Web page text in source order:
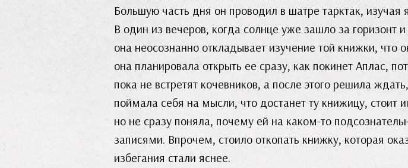
Большую часть дня он проводил в шатре тарктак,
В один из вечеров, когда солнце уже зашло за горизонт
она неосознанно откладывает изучение той книжки,
она планировала открыть ее сразу, как покинет Аплас,
пока не встретят кочевников, а после этого решила
поймала себя на мысли, что достанет ту книжицу, стоит
но не сразу поняла, почему ей на каком-то
записями. Впрочем, стоило откопать книжку, которая
избегания стали яснее.